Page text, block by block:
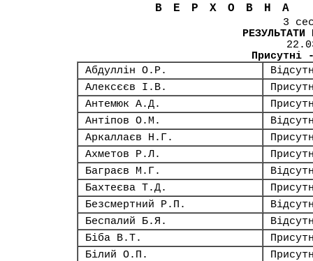
3
РЕЗУЛЬТАТИ
Абдуллін О.Р.
Алексєєв І.В.
Антемюк А.Д.
Антіпов О.М.
Аркаллаєв Н.Г.
Ахметов Р.Л.
Баграєв М.Г.
Бахтеєва Т.Д.
Безсмертний Р.П.
Беспалий Б.Я.
Біба В.Т.
Білий О.П.